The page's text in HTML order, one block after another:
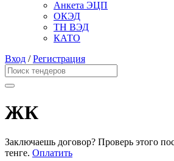
Анкета ЭЦП
ОКЭД
ТН ВЭД
КАТО
Вход /Регистрация
ЖК
Заключаешь договор? Проверь этого
тенге. Оплатить